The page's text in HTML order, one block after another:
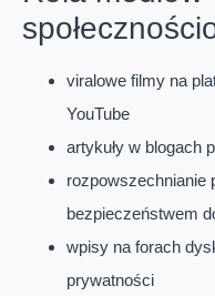
viralowe filmy na
YouTube
artykuły w blogach
rozpowszechnianie
bezpieczeństwem
wpisy na forach
prywatności